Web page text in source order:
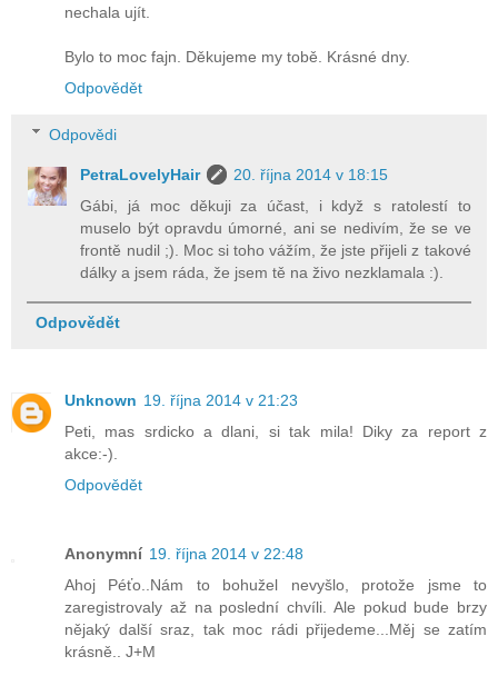
nechala ujít.
Bylo to moc fajn. Děkujeme my tobě. Krásné dny.
Odpovědět
Odpovědi
PetraLovelyHair
20. října 2014 v 18:15
Gábi, já moc děkuji za účast, i když s ratolestí to
muselo být opravdu úmorné, ani se nedivím, že se ve
frontě nudil ;). Moc si toho vážím, že jste přijeli z takové
dálky a jsem ráda, že jsem tě na živo nezklamala :).
Odpovědět
Unknown 19. října 2014 v 21:23
Peti, mas srdicko a dlani, si tak mila! Diky za report z
akce:-).
Odpovědět
Anonymní 19. října 2014 v 22:48
Ahoj Péťo..Nám to bohužel nevyšlo, protože jsme to
zaregistrovaly až na poslední chvíli. Ale pokud bude brzy
nějaký další sraz, tak moc rádi přijedeme...Měj se zatím
krásně.. J+M